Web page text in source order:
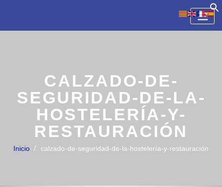
content
CALZADO-DE-
SEGURIDAD-DE-LA-
HOSTELERÍA-Y-
RESTAURACIÓN
Inicio calzado-de-seguridad-de-la-hostelería-y-restauración